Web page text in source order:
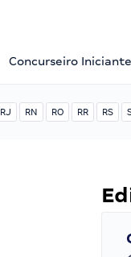
Concurseiro Iniciante
RJ RN RO RR RS